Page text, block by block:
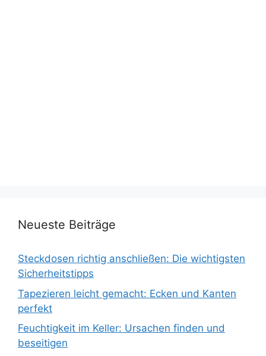
Neueste Beiträge
Steckdosen richtig anschließen: Die wichtigsten
Sicherheitstipps
Tapezieren leicht gemacht: Ecken und Kanten
perfekt
Feuchtigkeit im Keller: Ursachen finden und
beseitigen